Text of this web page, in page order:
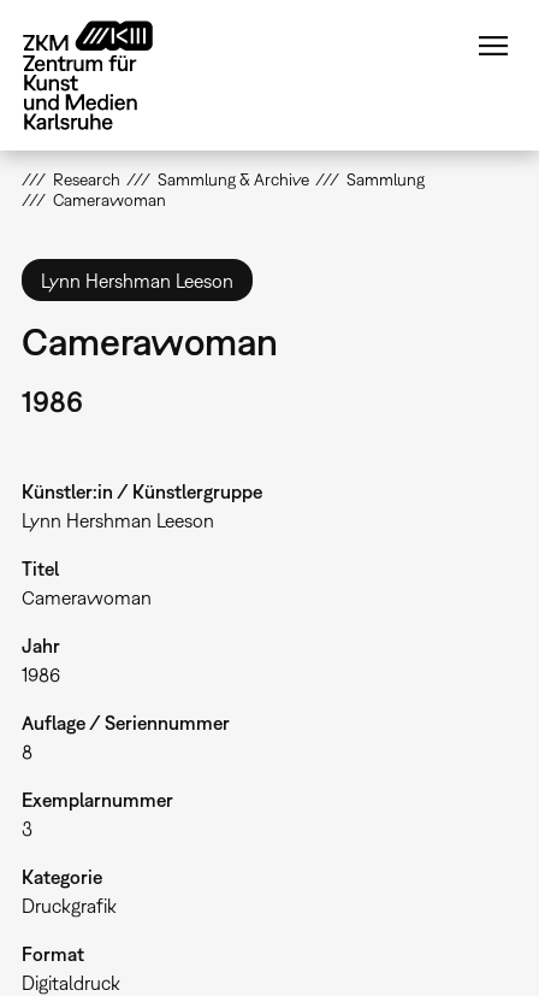
zum
Inhalt
Research Sammlung & Archive
Sammlung
Camerawoman
Lynn Hershman Leeson
Camerawoman
1986
Künstler:in / Künstlergruppe
Lynn Hershman Leeson
Titel
Camerawoman
Jahr
1986
Auflage / Seriennummer
8
Exemplarnummer
3
Kategorie
Druckgrafik
Format
Digitaldruck